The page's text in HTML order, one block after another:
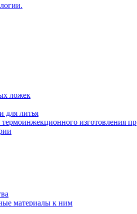
ложек
для литья
изготовления пр
материалы к ним